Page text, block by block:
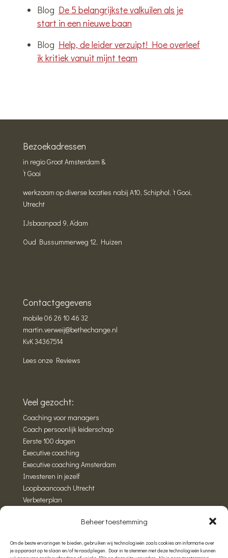
Beheer toestemming
Om de beste ervaringen te bieden, gebruiken wij technologieën zoals cookies om informatie over
je apparaat op te slaan en/of te raadplegen. Door in te stemmen met deze technologieën kunnen
Blog De 5 belangrijkste valkuilen als je
start in een nieuwe baan
Blog Help, de leider verzuipt! Hoe overleef
ik kritiek vanuit mijnt team
Bezoekadressen
in regio Groot Amsterdam &
’t Gooi
werkzaam op diverse locaties nabij A10, Schiphol, ’t Gooi,
Utrecht
IJsbaanpad 9, A’dam
Oud Bussummerweg 12, Huizen
Contactgegevens
mobile06 26 10 46 32
martin.verweij@bethechange.nl
KvK 34367514
Lees onze Reviews
Veel gezocht:
Coaching voor managers
Coach persoonlijk leiderschap
Eerste 100 dagen
Executive coaching
Executive coaching Amsterdam
Investeren in jezelf
Loopbaancoach Utrecht
Verbeterplan
Privacy statement Sitemap